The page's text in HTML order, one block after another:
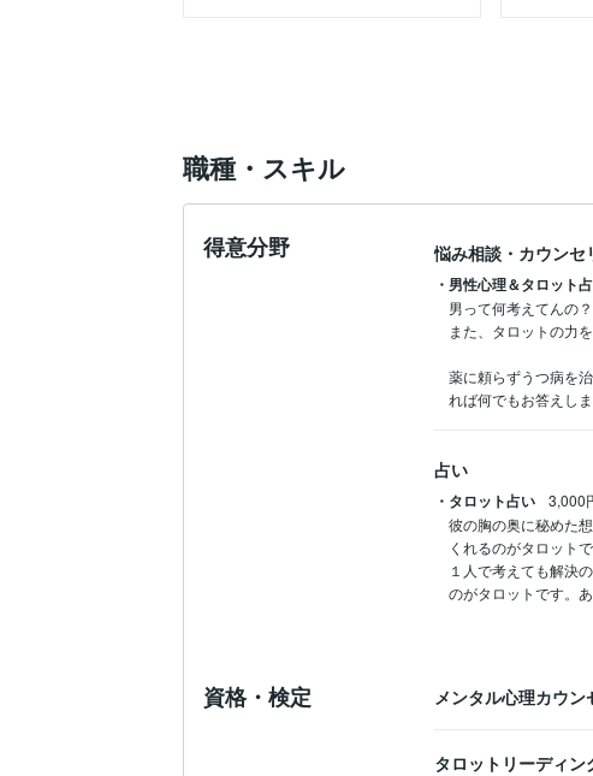
職種・スキル
得意分野 悩み相談・カウンセ
・男性心理＆タロット
男って何考えてんの
また、タロットの力
薬に頼らずうつ病を
占い
・タロット占い
3,000
彼の胸の奥に秘めた
くれるのがタロット
１人で考えても解決
資格・検定 メンタル心理カウン
タロットリーディン